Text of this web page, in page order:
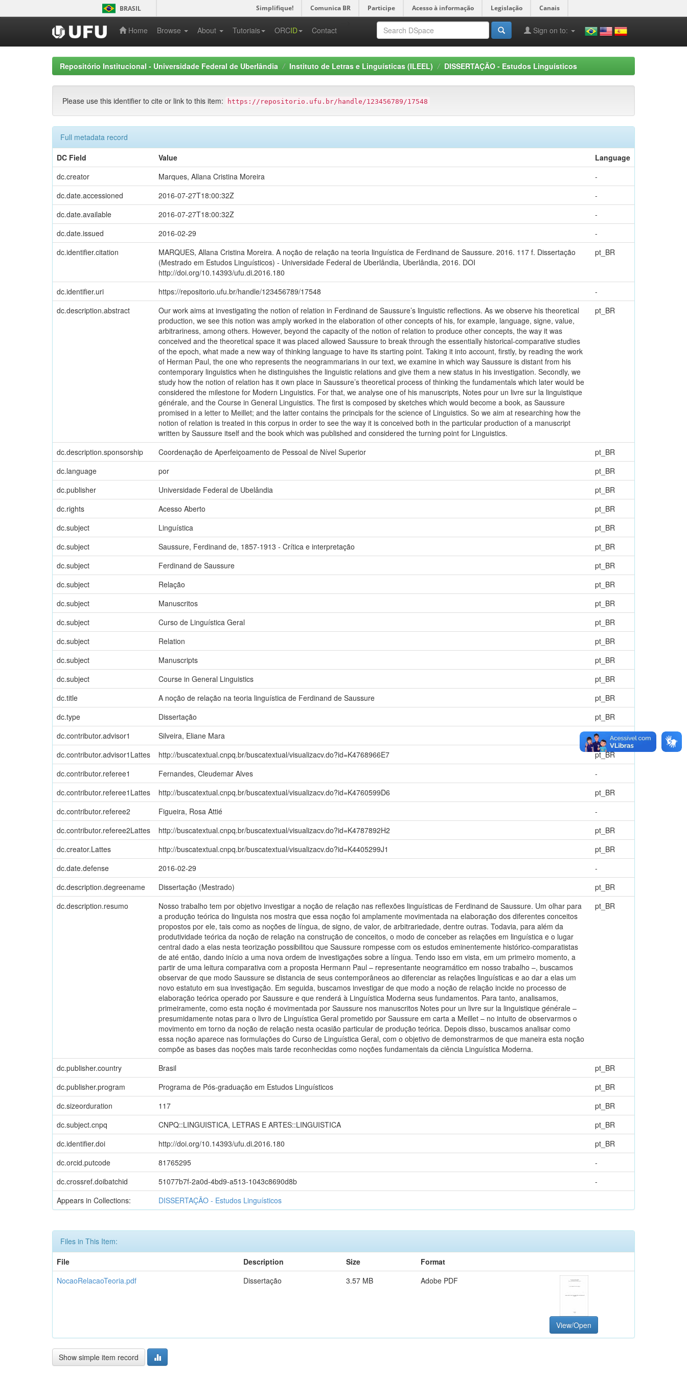
navigation
BRASIL Simplifique! Comunica BR Participe Acesso à informação Legislação Canais
Home Browse About Tutoriais ORCID Contact Sign on to:
Repositório Institucional - Universidade Federal de Uberlândia Instituto de Letras e Linguísticas (ILEEL) DISSERTAÇÃO - Estudos Linguísticos
Please use this identifier to cite or link to this item: https://repositorio.ufu.br/handle/123456789/17548
Full metadata record
DC Field
Value
Language
dc.creator
Marques, Allana Cristina Moreira
-
dc.date.accessioned
2016-07-27T18:00:32Z
-
dc.date.available
2016-07-27T18:00:32Z
-
dc.date.issued
2016-02-29
-
dc.identifier.citation
MARQUES, Allana Cristina Moreira. A noção de relação na teoria linguística de Ferdinand de Saussure. 2016. 117 f. Dissertação
(Mestrado em Estudos Linguísticos) - Universidade Federal de Uberlândia, Uberlândia, 2016. DOI
http://doi.org/10.14393/ufu.di.2016.180
pt_BR
dc.identifier.uri https://repositorio.ufu.br/handle/123456789/17548
-
dc.description.abstract
Our work aims at investigating the notion of relation in Ferdinand de Saussure’s linguistic reflections. As we observe his theoretical
production, we see this notion was amply worked in the elaboration of other concepts of his, for example, language, signe, value,
arbitrariness, among others. However, beyond the capacity of the notion of relation to produce other concepts, the way it was
conceived and the theoretical space it was placed allowed Saussure to break through the essentially historical-comparative studies
of the epoch, what made a new way of thinking language to have its starting point. Taking it into account, firstly, by reading the work
of Herman Paul, the one who represents the neogrammarians in our text, we examine in which way Saussure is distant from his
contemporary linguistics when he distinguishes the linguistic relations and give them a new status in his investigation. Secondly, we
study how the notion of relation has it own place in Saussure’s theoretical process of thinking the fundamentals which later would be
considered the milestone for Modern Linguistics. For that, we analyse one of his manuscripts, Notes pour un livre sur la linguistique
générale, and the Course in General Linguistics. The first is composed by sketches which would become a book, as Saussure
promised in a letter to Meillet; and the latter contains the principals for the science of Linguistics. So we aim at researching how the
notion of relation is treated in this corpus in order to see the way it is conceived both in the particular production of a manuscript
written by Saussure itself and the book which was published and considered the turning point for Linguistics.
pt_BR
dc.description.sponsorship Coordenação de Aperfeiçoamento de Pessoal de Nível Superior
pt_BR
dc.language
por
pt_BR
dc.publisher
Universidade Federal de Ubelândia
pt_BR
dc.rights
Acesso Aberto
pt_BR
dc.subject
Linguística
pt_BR
dc.subject
Saussure, Ferdinand de, 1857-1913 - Crítica e interpretação
pt_BR
dc.subject
Ferdinand de Saussure
pt_BR
dc.subject
Relação
pt_BR
dc.subject
Manuscritos
pt_BR
dc.subject
Curso de Linguística Geral
pt_BR
dc.subject
Relation
pt_BR
dc.subject
Manuscripts
pt_BR
dc.subject
Course in General Linguistics
pt_BR
dc.title
A noção de relação na teoria linguística de Ferdinand de Saussure
pt_BR
dc.type
Dissertação
pt_BR
dc.contributor.advisor1
Silveira, Eliane Mara
-
dc.contributor.advisor1Lattes
http://buscatextual.cnpq.br/buscatextual/visualizacv.do?id=K4768966E7
pt_BR
dc.contributor.referee1
Fernandes, Cleudemar Alves
-
dc.contributor.referee1Lattes
http://buscatextual.cnpq.br/buscatextual/visualizacv.do?id=K4760599D6
pt_BR
dc.contributor.referee2
Figueira, Rosa Attié
-
dc.contributor.referee2Lattes
http://buscatextual.cnpq.br/buscatextual/visualizacv.do?id=K4787892H2
pt_BR
dc.creator.Lattes
http://buscatextual.cnpq.br/buscatextual/visualizacv.do?id=K4405299J1
pt_BR
dc.date.defense
2016-02-29
-
dc.description.degreename
Dissertação (Mestrado)
pt_BR
dc.description.resumo
Nosso trabalho tem por objetivo investigar a noção de relação nas reflexões linguísticas de Ferdinand de Saussure. Um olhar para
a produção teórica do linguista nos mostra que essa noção foi amplamente movimentada na elaboração dos diferentes conceitos
propostos por ele, tais como as noções de língua, de signo, de valor, de arbitrariedade, dentre outras. Todavia, para além da
produtividade teórica da noção de relação na construção de conceitos, o modo de conceber as relações em linguística e o lugar
central dado a elas nesta teorização possibilitou que Saussure rompesse com os estudos eminentemente histórico-comparatistas
de até então, dando início a uma nova ordem de investigações sobre a língua. Tendo isso em vista, em um primeiro momento, a
partir de uma leitura comparativa com a proposta Hermann Paul – representante neogramático em nosso trabalho –, buscamos
observar de que modo Saussure se distancia de seus contemporâneos ao diferenciar as relações linguísticas e ao dar a elas um
novo estatuto em sua investigação. Em seguida, buscamos investigar de que modo a noção de relação incide no processo de
elaboração teórica operado por Saussure e que renderá à Linguística Moderna seus fundamentos. Para tanto, analisamos,
primeiramente, como esta noção é movimentada por Saussure nos manuscritos Notes pour un livre sur la linguistique générale –
presumidamente notas para o livro de Linguística Geral prometido por Saussure em carta a Meillet – no intuito de observarmos o
movimento em torno da noção de relação nesta ocasião particular de produção teórica. Depois disso, buscamos analisar como
essa noção aparece nas formulações do Curso de Linguística Geral, com o objetivo de demonstrarmos de que maneira esta noção
compõe as bases das noções mais tarde reconhecidas como noções fundamentais da ciência Linguística Moderna.
pt_BR
dc.publisher.country Brasil
pt_BR
dc.publisher.program
Programa de Pós-graduação em Estudos Linguísticos
pt_BR
dc.sizeorduration
117
pt_BR
dc.subject.cnpq
CNPQ::LINGUISTICA, LETRAS E ARTES::LINGUISTICA
pt_BR
dc.identifier.doi
http://doi.org/10.14393/ufu.di.2016.180
pt_BR
dc.orcid.putcode
81765295
-
dc.crossref.doibatchid
51077b7f-2a0d-4bd9-a513-1043c8690d8b
-
Appears in Collections:
DISSERTAÇÃO - Estudos Linguísticos
Files in This Item:
File
Description Size
Format
NocaoRelacaoTeoria.pdf
Dissertação 3.57 MB Adobe PDF
View/Open
Show simple item record